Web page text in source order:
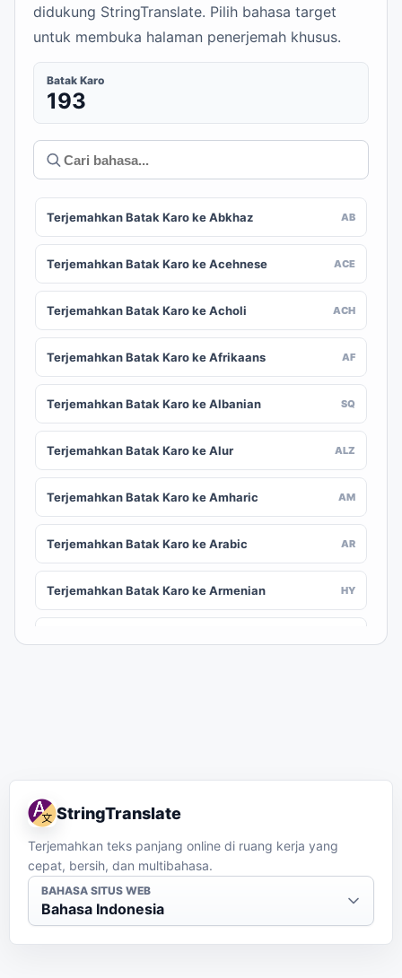
didukung StringTranslate. Pilih bahasa target
untuk membuka halaman penerjemah khusus.
Batak Karo
193
Terjemahkan Batak Karo ke Abkhaz AB
Terjemahkan Batak Karo ke Acehnese ACE
Terjemahkan Batak Karo ke Acholi ACH
Terjemahkan Batak Karo ke Afrikaans AF
Terjemahkan Batak Karo ke Albanian SQ
Terjemahkan Batak Karo ke Alur ALZ
Terjemahkan Batak Karo ke Amharic AM
Terjemahkan Batak Karo ke Arabic AR
Terjemahkan Batak Karo ke Armenian HY
Terjemahkan Batak Karo ke Balinese
Terjemahkan Batak Karo ke Bambara
Terjemahkan Batak Karo ke Bashkir
StringTranslate
Terjemahkan teks panjang online di ruang kerja yang
cepat, bersih, dan multibahasa.
BAHASA SITUS WEB
Bahasa Indonesia